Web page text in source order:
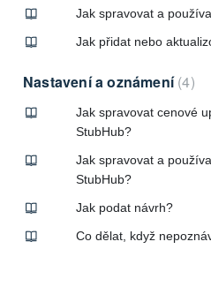
Jak spravovat a
Jak přidat nebo
Nastavení a oznámení 4
Jak spravovat cenové
StubHub?
Jak spravovat a
StubHub?
Jak podat návrh?
Co dělat, když